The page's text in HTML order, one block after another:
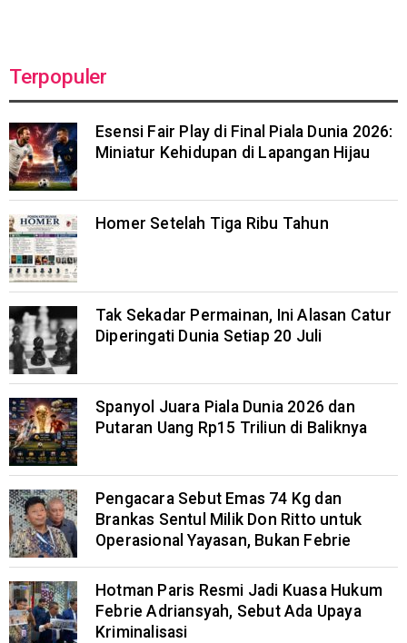
Terpopuler
Esensi Fair Play di Final Piala Dunia 2026:
Miniatur Kehidupan di Lapangan Hijau
Homer Setelah Tiga Ribu Tahun
Tak Sekadar Permainan, Ini Alasan Catur
Diperingati Dunia Setiap 20 Juli
Spanyol Juara Piala Dunia 2026 dan
Putaran Uang Rp15 Triliun di Baliknya
Pengacara Sebut Emas 74 Kg dan
Brankas Sentul Milik Don Ritto untuk
Operasional Yayasan, Bukan Febrie
Hotman Paris Resmi Jadi Kuasa Hukum
Febrie Adriansyah, Sebut Ada Upaya
Kriminalisasi